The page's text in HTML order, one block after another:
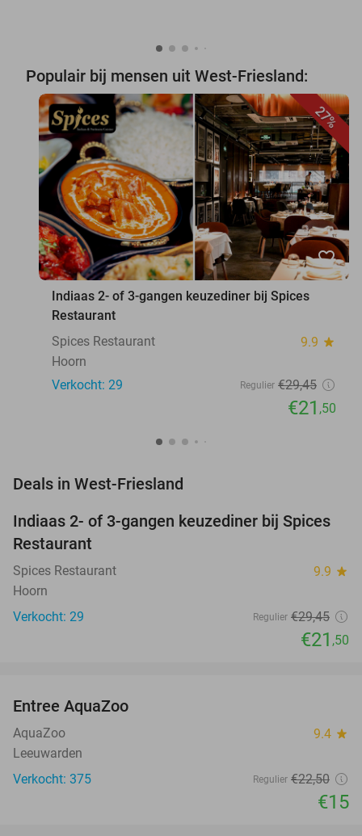
Populair bij mensen uit West-Friesland:
27%
favorite_border
Indiaas 2- of 3-gangen keuzediner bij Spices
Restaurant
Spices Restaurant
9.9 star
Hoorn
Verkocht: 29
Regulier €29,45
€21 ,50
Deals in West-Friesland
27%
Indiaas 2- of 3-gangen keuzediner bij Spices
Restaurant
Spices Restaurant 9.9 star
Hoorn
Verkocht: 29
Regulier €29,45
€21 ,50
TODAY
Entree AquaZoo
AquaZoo 9.4 star
Leeuwarden
Verkocht: 375
Regulier €22,50
€15